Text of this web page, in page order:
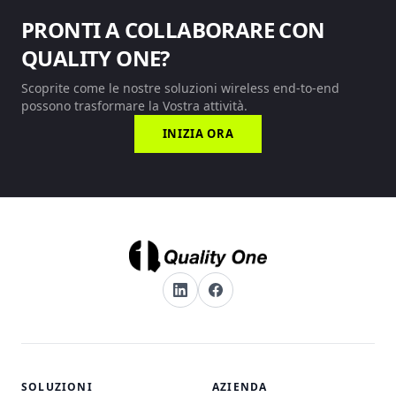
PRONTI A COLLABORARE CON
QUALITY ONE?
Scoprite come le nostre soluzioni wireless end-to-end
possono trasformare la Vostra attività.
INIZIA ORA
SOLUZIONI AZIENDA